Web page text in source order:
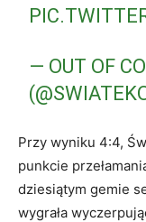
— OUT OF
Przy wyniku 4:4,
punkcie
dziesiątym gemie
wygrała